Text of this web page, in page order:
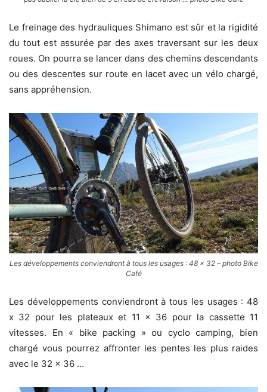
Le freinage des hydrauliques Shimano est sûr et la rigidité
du tout est assurée par des axes traversant sur les deux
roues. On pourra se lancer dans des chemins descendants
ou des descentes sur route en lacet avec un vélo chargé,
sans appréhension.
Les développements conviendront à tous les usages : 48 x 32 – photo Bike
Café
Les développements conviendront à tous les usages : 48
x 32 pour les plateaux et 11 x 36 pour la cassette 11
vitesses. En « bike packing » ou cyclo camping, bien
chargé vous pourrez affronter les pentes les plus raides
avec le 32 x 36 …